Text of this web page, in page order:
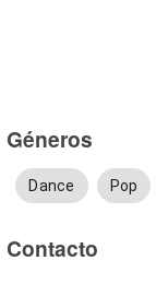
Géneros
Dance Pop
Contacto